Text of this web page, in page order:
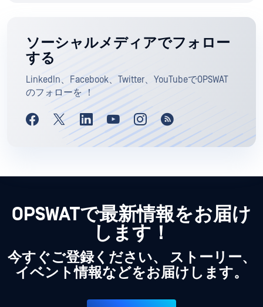
ソーシャルメディアでフォロー
する
LinkedIn、Facebook、Twitter、YouTubeでOPSWAT
のフォローを ！
OPSWATで最新情報をお届け
します！
今すぐご登録ください、 ストーリー、
イベント情報などをお届けします。